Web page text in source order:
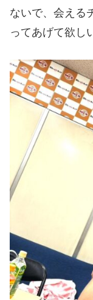
ないで、会える
ってあげて欲し